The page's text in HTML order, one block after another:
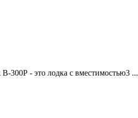
300Р - это лодка с вместимостью3 ...